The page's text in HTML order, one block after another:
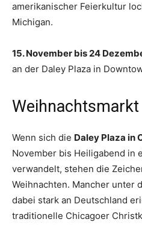
amerikanischer Feierkultur
Michigan.
15. November bis 24
an der Daley Plaza in
Wenn sich die Daley Plaza in
November bis Heiligabend in
verwandelt, stehen die
Weihnachten. Mancher unter
dabei stark an Deutschland
traditionelle Chicagoer